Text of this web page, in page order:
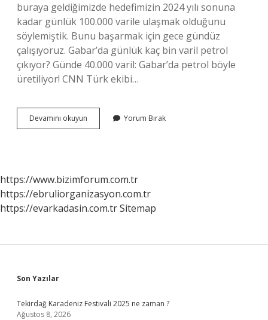
buraya geldiğimizde hedefimizin 2024 yılı sonuna
kadar günlük 100.000 varile ulaşmak olduğunu
söylemiştik. Bunu başarmak için gece gündüz
çalışıyoruz. Gabar’da günlük kaç bin varil petrol
çıkıyor? Günde 40.000 varil: Gabar’da petrol böyle
üretiliyor! CNN Türk ekibi…
Devamını okuyun
Günlük
Tüketiyor
Yorum Bırak
https://www.bizimforum.com.tr
https://ebruliorganizasyon.com.tr
https://evarkadasin.com.trSitemap
Sidebar
Son Yazılar
Tekirdağ Karadeniz Festivali 2025 ne zaman ?
Ağustos 8, 2026